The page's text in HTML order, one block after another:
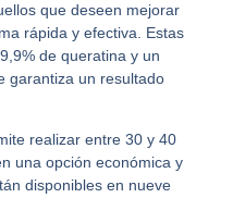
que deseen mejorar
rápida y efectiva. Estas
de queratina y un
garantiza un resultado
realizar entre 30 y 40
una opción económica y
disponibles en nueve